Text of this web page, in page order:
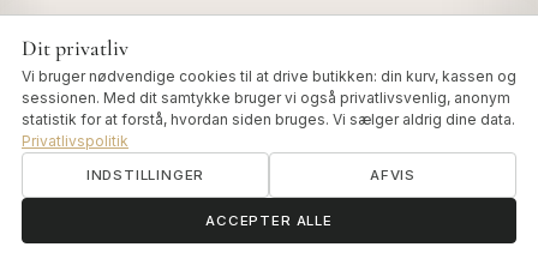
info@artofvedas.com
Dit privatliv
Vi bruger nødvendige cookies til at drive butikken: din kurv, kassen og
sessionen. Med dit samtykke bruger vi også privatlivsvenlig, anonym
statistik for at forstå, hvordan siden bruges. Vi sælger aldrig dine data.
Privatlivspolitik
INDSTILLINGER AFVIS
ACCEPTER ALLE